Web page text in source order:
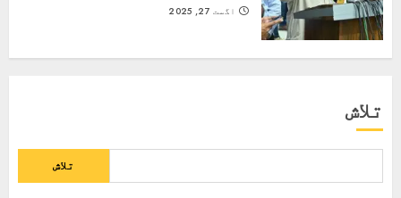
اگست 27, 2025
تلاش
تلاش